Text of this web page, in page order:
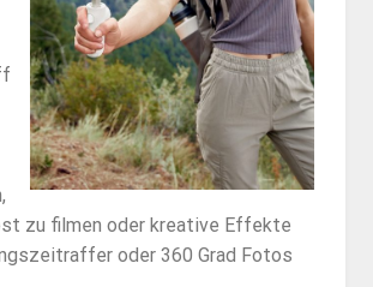
zu filmen oder kreative Effekte
oder 360 Grad Fotos